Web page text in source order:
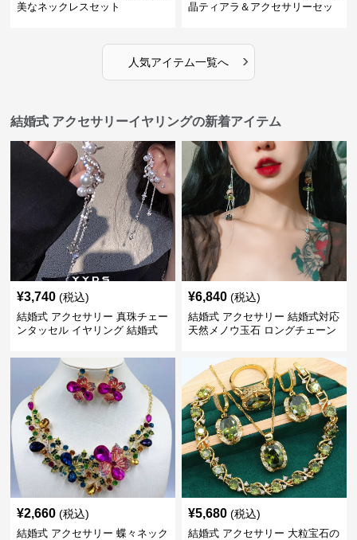
美なネックレスセット
晶ティアラ＆アクセサリーセッ
人気アイテム一覧へ ›
結婚式 アクセサリーイヤリングの新着アイテム
¥3,740 (税込)
結婚式 アクセサリー 真珠チェー
ンタッセル イヤリング 結婚式
¥6,840 (税込)
結婚式 アクセサリー 結婚式対応
天然メノウ玉石 ロングチェーン
¥2,660 (税込)
結婚式 アクセサリー 蝶々ネック
¥5,680 (税込)
結婚式 アクセサリー 大粒宝石の